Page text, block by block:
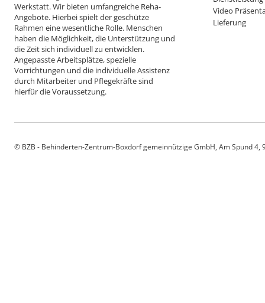
Werkstatt. Wir bieten umfangreiche Reha-
Angebote. Hierbei spielt der geschütze
Rahmen eine wesentliche Rolle. Menschen
haben die Möglichkeit, die Unterstützung und
die Zeit sich individuell zu entwicklen.
Angepasste Arbeitsplätze, spezielle
Vorrichtungen und die individuelle Assistenz
durch Mitarbeiter und Pflegekräfte sind
hierfür die Voraussetzung.
Video
Lieferung
© BZB - Behinderten-Zentrum-Boxdorf gemeinnützige GmbH, Am Spund 4,